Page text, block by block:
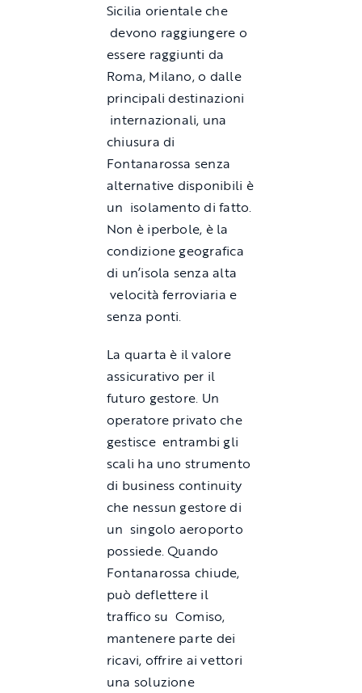
Sicilia orientale che
devono raggiungere o
essere raggiunti da
Roma, Milano, o dalle
principali destinazioni
internazionali, una
chiusura di
Fontanarossa senza
alternative disponibili è
un isolamento di fatto.
Non è iperbole, è la
condizione geografica
di un’isola senza alta
velocità ferroviaria e
senza ponti.
La quarta è il valore
assicurativo per il
futuro gestore. Un
operatore privato che
gestisce entrambi gli
scali ha uno strumento
di business continuity
che nessun gestore di
un singolo aeroporto
possiede. Quando
Fontanarossa chiude,
può deflettere il
traffico su Comiso,
mantenere parte dei
ricavi, offrire ai vettori
una soluzione